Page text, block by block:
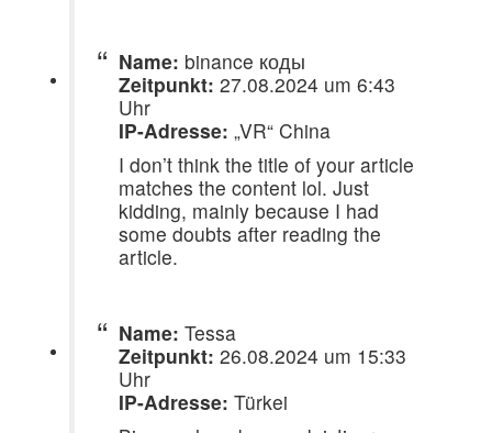
Name: binance коды
Zeitpunkt: 27.08.2024 um 6:43
Uhr
IP-Adresse: „VR“ China
I don’t think the title of your article
matches the content lol. Just
kidding, mainly because I had
some doubts after reading the
article.
Name: Tessa
Zeitpunkt: 26.08.2024 um 15:33
Uhr
IP-Adresse: Türkei